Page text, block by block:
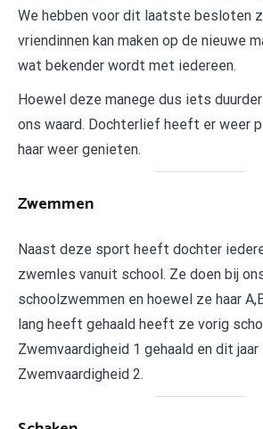
We hebben voor dit laatste besloten
vriendinnen kan maken op de nieuwe
wat bekender wordt met iedereen.
Hoewel deze manege dus iets
ons waard. Dochterlief heeft er weer
haar weer genieten.
Zwemmen
Naast deze sport heeft dochter
zwemles vanuit school. Ze doen bij
schoolzwemmen en hoewel ze haar
lang heeft gehaald heeft ze vorig
Zwemvaardigheid 1 gehaald en dit
Zwemvaardigheid 2.